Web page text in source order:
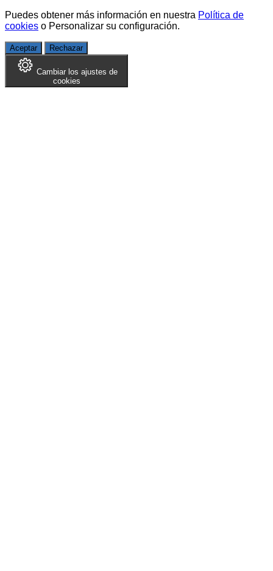
Puedes obtener más información en nuestra Política de
cookies o Personalizar su configuración.
Aceptar Rechazar
Cambiar los ajustes de
cookies